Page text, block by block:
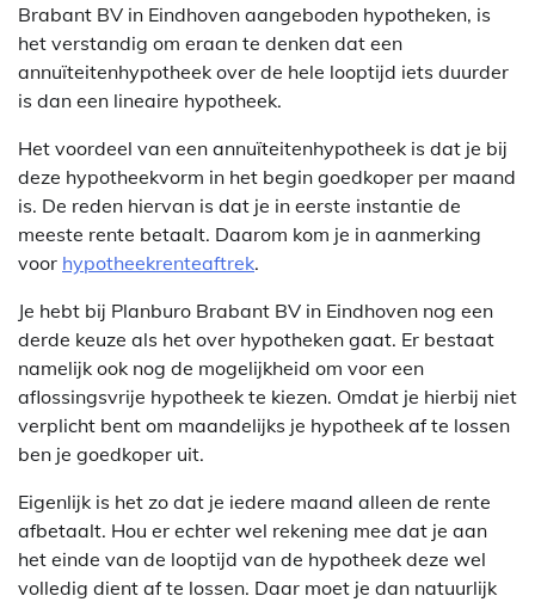
Brabant BV in Eindhoven aangeboden hypotheken, is
het verstandig om eraan te denken dat een
annuïteitenhypotheek over de hele looptijd iets duurder
is dan een lineaire hypotheek.
Het voordeel van een annuïteitenhypotheek is dat je bij
deze hypotheekvorm in het begin goedkoper per maand
is. De reden hiervan is dat je in eerste instantie de
meeste rente betaalt. Daarom kom je in aanmerking
voor hypotheekrenteaftrek.
Je hebt bij Planburo Brabant BV in Eindhoven nog een
derde keuze als het over hypotheken gaat. Er bestaat
namelijk ook nog de mogelijkheid om voor een
aflossingsvrije hypotheek te kiezen. Omdat je hierbij niet
verplicht bent om maandelijks je hypotheek af te lossen
ben je goedkoper uit.
Eigenlijk is het zo dat je iedere maand alleen de rente
afbetaalt. Hou er echter wel rekening mee dat je aan
het einde van de looptijd van de hypotheek deze wel
volledig dient af te lossen. Daar moet je dan natuurlijk